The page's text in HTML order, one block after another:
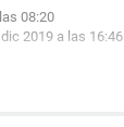
08:20
2019 a las 16:46